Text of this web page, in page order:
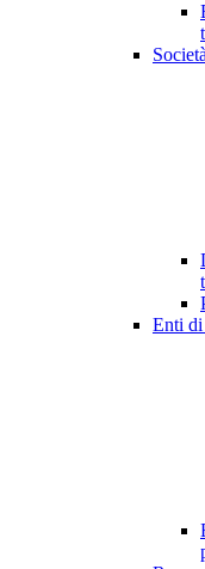
Enti